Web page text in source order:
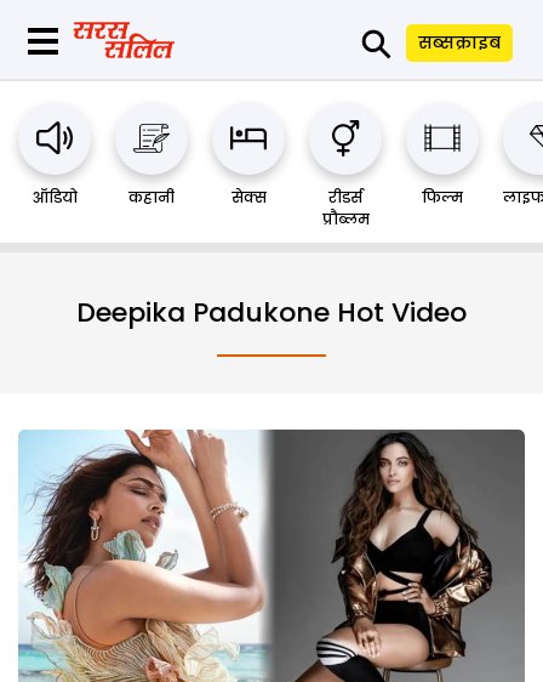
⚲ सब्सक्राइब
ऑडियो कहानी सेक्स
रीडर्स
प्रौब्लम
फिल्म
Deepika Padukone Hot Video